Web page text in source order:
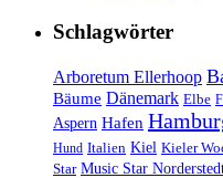
Schlagwörter
Arboretum Ellerhoop
Bäume Dänemark Elbe
Aspern Hafen
Hund Italien Kiel Kieler
Star Music Star